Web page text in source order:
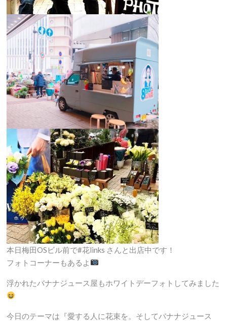
本日梅田OSビル前で#花links さんと出店中です！
フォトコーナーもあるよ
浮かれたバナナジュース屋もホワイトデーフォトしてみました
今日のテーマは『愛する人に花束を。そしてバナナジュース